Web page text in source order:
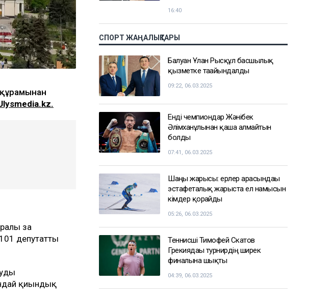
заң
депутаттың
қиындық
16:40
СПОРТ ЖАҢАЛЫҚТАРЫ
Балуан Ұлан Рысқұл басшылық
қызметке тағайындалды
09:22, 06.03.2025
Енді чемпиондар Жәнібек
Әлімханұлынан қаша алмайтын
болды
07:41, 06.03.2025
Шаңғы жарысы: ерлер арасындағы
эстафеталық жарыста ел намысын
кімдер қорғайды
05:26, 06.03.2025
Теннисші Тимофей Скатов
Грекиядағы турнирдің ширек
финалына шықты
04:39, 06.03.2025